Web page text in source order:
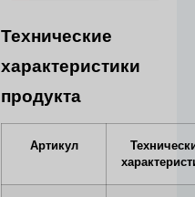
Технические
характеристики
продукта
Артикул